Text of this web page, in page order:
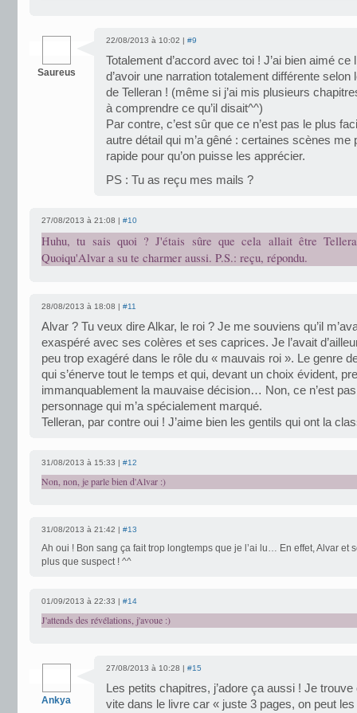
Saureus
22/08/2013 à 10:02 | #9
Totalement d’accord avec toi ! J’ai bien aimé
d’avoir une narration totalement différente
de Telleran ! (même si j’ai mis plusieurs
à comprendre ce qu’il disait^^)
Par contre, c’est sûr que ce n’est pas le plus
autre détail qui m’a gêné : certaines scènes me
rapide pour qu’on puisse les apprécier.
PS : Tu as reçu mes mails ?
27/08/2013 à 21:08 | #10
Huhu, tu sais quoi ? J'étais sûre que cela allait être
Quoiqu'Alvar a su te charmer aussi. P.S.: reçu, répondu.
28/08/2013 à 18:08 | #11
Alvar ? Tu veux dire Alkar, le roi ? Je me souviens qu’il
exaspéré avec ses colères et ses caprices. Je l’avait
peu trop exagéré dans le rôle du « mauvais roi ». Le genre
qui s’énerve tout le temps et qui, devant un choix évident,
immanquablement la mauvaise décision… Non, ce n’est
personnage qui m’a spécialement marqué.
Telleran, par contre oui ! J’aime bien les gentils qui ont la
31/08/2013 à 15:33 | #12
Non, non, je parle bien d'Alvar :)
31/08/2013 à 21:42 | #13
Ah oui ! Bon sang ça fait trop longtemps que je l’ai lu… En effet, Alvar et
plus que suspect ! ^^
01/09/2013 à 22:33 | #14
J'attends des révélations, j'avoue :)
Ankya
27/08/2013 à 10:28 | #15
Les petits chapitres, j’adore ça aussi ! Je
vite dans le livre car « juste 3 pages, on peut